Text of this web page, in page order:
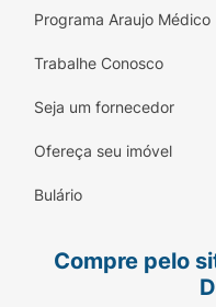
Programa Araujo Médico
Trabalhe Conosco
Seja um fornecedor
Ofereça seu imóvel
Bulário
Compre pelo